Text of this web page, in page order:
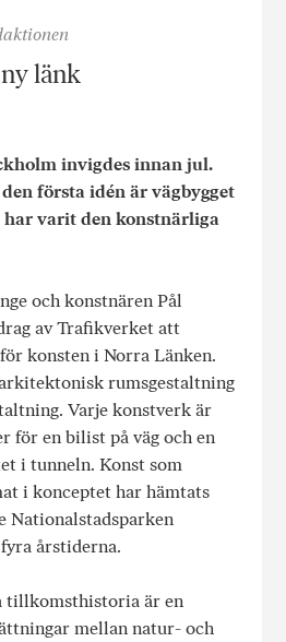
länk
invigdes innan jul.
första idén är vägbygget
varit den konstnärliga
och konstnären Pål
av Trafikverket att
konsten i Norra Länken.
rumsgestaltning
Varje konstverk är
för en bilist på väg och en
i tunneln. Konst som
i konceptet har hämtats
Nationalstadsparken
årstiderna.
tillkomsthistoria är en
mellan natur- och